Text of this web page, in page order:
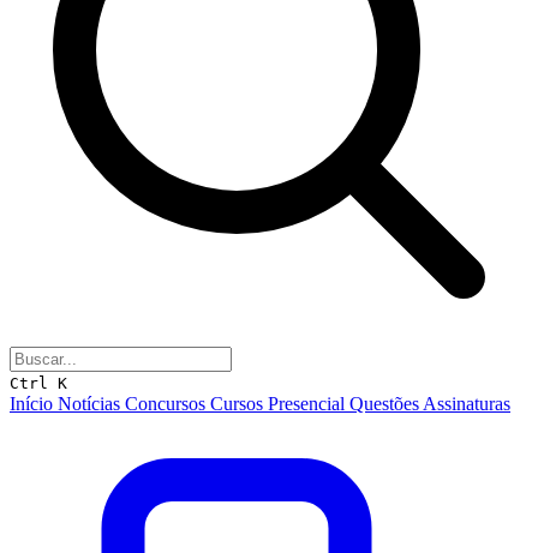
Ctrl K
Início Notícias Concursos Cursos Presencial Questões Assinaturas